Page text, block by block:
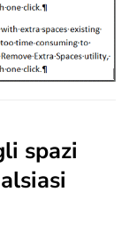
spazi